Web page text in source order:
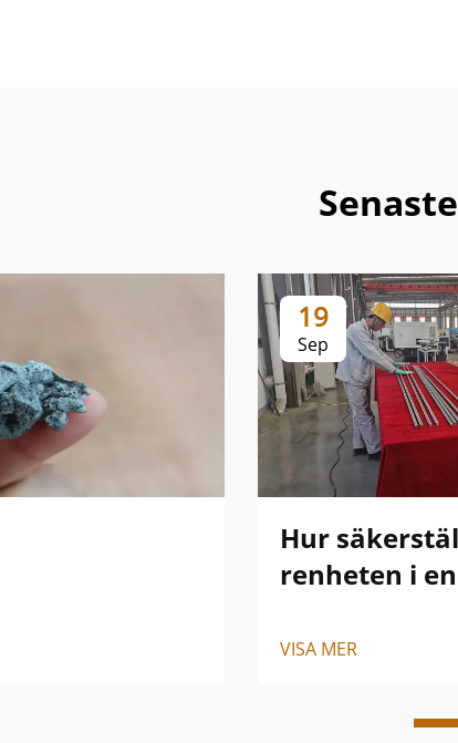
19
Sep
Hur
renheten i
VISA MER